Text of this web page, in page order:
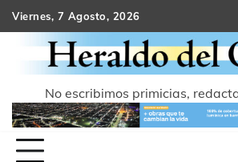
Skip
to
content
Viernes, 7 Agosto, 2026
No escribimos primicias,